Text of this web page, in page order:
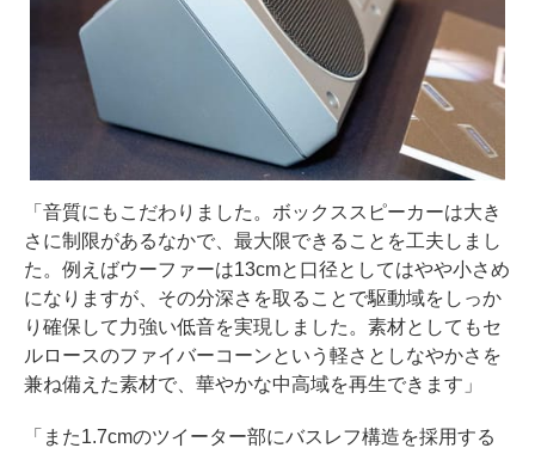
「音質にもこだわりました。ボックススピーカーは大き
さに制限があるなかで、最大限できることを工夫しまし
た。例えばウーファーは13cmと口径としてはやや小さめ
になりますが、その分深さを取ることで駆動域をしっか
り確保して力強い低音を実現しました。素材としてもセ
ルロースのファイバーコーンという軽さとしなやかさを
兼ね備えた素材で、華やかな中高域を再生できます」
「また1.7cmのツイーター部にバスレフ構造を採用する